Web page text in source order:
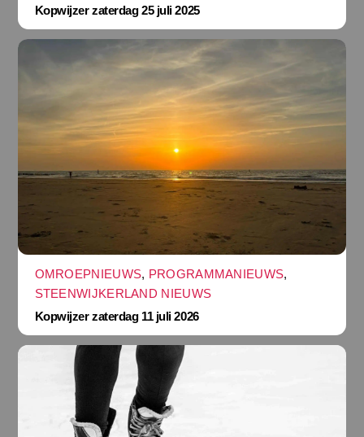
Kopwijzer zaterdag 25 juli 2025
OMROEPNIEUWS, PROGRAMMANIEUWS,
STEENWIJKERLAND NIEUWS
Kopwijzer zaterdag 11 juli 2026